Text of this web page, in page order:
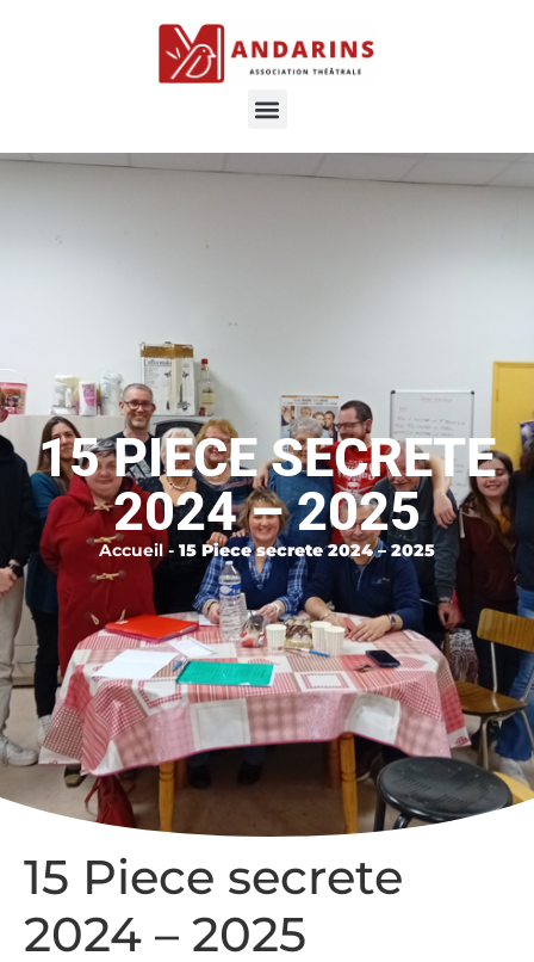
15 PIECE SECRETE
2024 – 2025
Accueil- 15 Piece secrete 2024 – 2025
15 Piece secrete
2024 – 2025